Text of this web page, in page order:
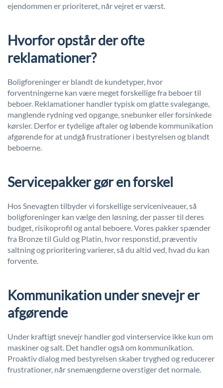
ejendommen er prioriteret, når vejret er værst.
Hvorfor opstår der ofte
reklamationer?
Boligforeninger er blandt de kundetyper, hvor
forventningerne kan være meget forskellige fra beboer til
beboer. Reklamationer handler typisk om glatte svalegange,
manglende rydning ved opgange, snebunker eller forsinkede
kørsler. Derfor er tydelige aftaler og løbende kommunikation
afgørende for at undgå frustrationer i bestyrelsen og blandt
beboerne.
Servicepakker gør en forskel
Hos Snevagten tilbyder vi forskellige serviceniveauer, så
boligforeninger kan vælge den løsning, der passer til deres
budget, risikoprofil og antal beboere. Vores pakker spænder
fra Bronze til Guld og Platin, hvor responstid, præventiv
saltning og prioritering varierer, så du altid ved, hvad du kan
forvente.
Kommunikation under snevejr er
afgørende
Under kraftigt snevejr handler god vinterservice ikke kun om
maskiner og salt. Det handler også om kommunikation.
Proaktiv dialog med bestyrelsen skaber tryghed og reducerer
frustrationer, når snemængderne overstiger det normale.